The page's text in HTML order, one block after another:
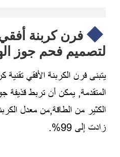
فرن كربنة
لتصميم فحم جوز
يتبنى فرن الكربنة الأفقي تقنية
المتقدمة, يمكن أن تربط قذيفة
زادت إلى 99%.